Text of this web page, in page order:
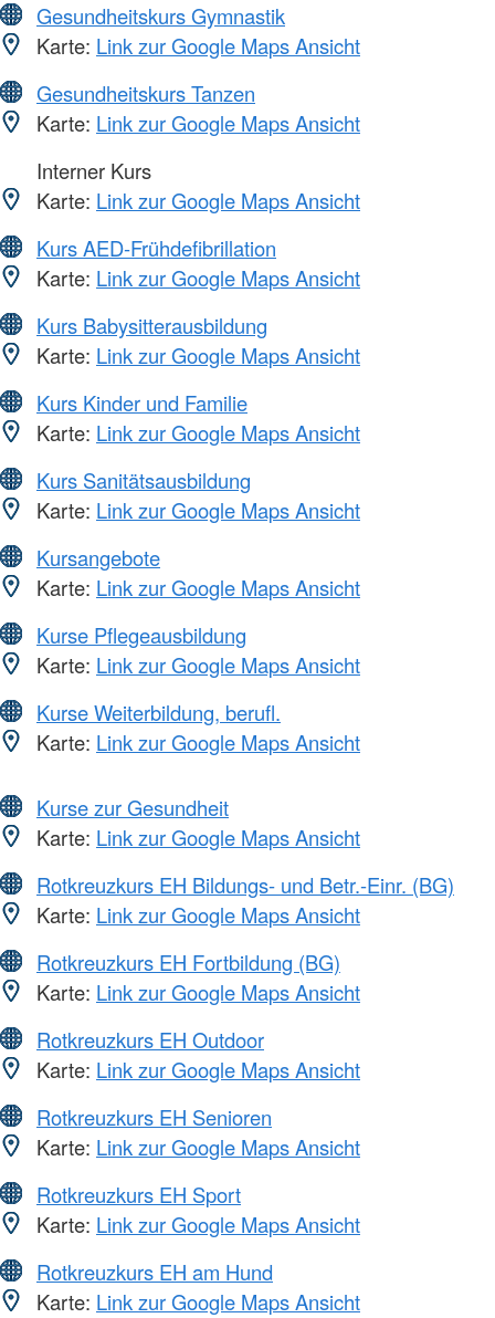
Gesundheitskurs Gymnastik
Karte: Link zur Google Maps Ansicht
Gesundheitskurs Tanzen
Karte: Link zur Google Maps Ansicht
Interner Kurs
Karte: Link zur Google Maps Ansicht
Kurs AED-Frühdefibrillation
Karte: Link zur Google Maps Ansicht
Kurs Babysitterausbildung
Karte: Link zur Google Maps Ansicht
Kurs Kinder und Familie
Karte: Link zur Google Maps Ansicht
Kurs Sanitätsausbildung
Karte: Link zur Google Maps Ansicht
Kursangebote
Karte: Link zur Google Maps Ansicht
Kurse Pflegeausbildung
Karte: Link zur Google Maps Ansicht
Kurse Weiterbildung, berufl.
Karte: Link zur Google Maps Ansicht
Kurse zur Gesundheit
Karte: Link zur Google Maps Ansicht
Rotkreuzkurs EH Bildungs- und Betr.-Einr. (BG)
Karte: Link zur Google Maps Ansicht
Rotkreuzkurs EH Fortbildung (BG)
Karte: Link zur Google Maps Ansicht
Rotkreuzkurs EH Outdoor
Karte: Link zur Google Maps Ansicht
Rotkreuzkurs EH Senioren
Karte: Link zur Google Maps Ansicht
Rotkreuzkurs EH Sport
Karte: Link zur Google Maps Ansicht
Rotkreuzkurs EH am Hund
Karte: Link zur Google Maps Ansicht